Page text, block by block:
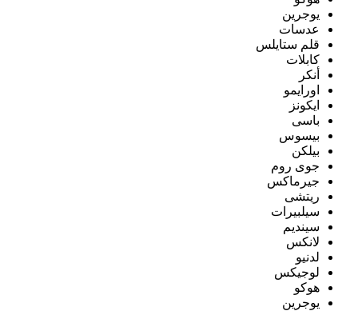
يوجرين
عدسات
قلم ستايلس
كابلات
أنكر
اورايمو
ايكونز
باسى
بيسوس
بيلكن
جوى روم
جيرماكس
ريتشى
سيلبيرات
سينديم
لانكس
لدنيو
لوجيكس
هوكو
يوجرين